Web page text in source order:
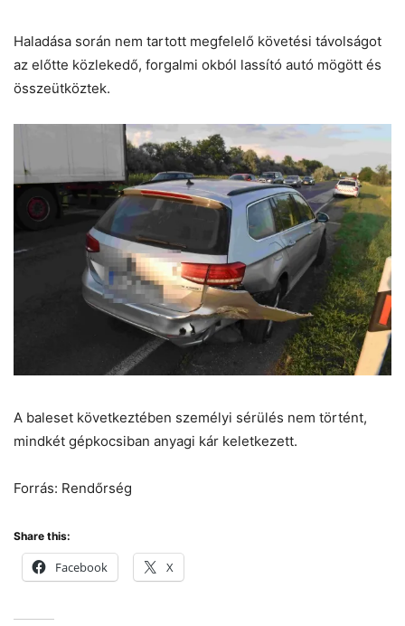
Haladása során nem tartott megfelelő követési távolságot
az előtte közlekedő, forgalmi okból lassító autó mögött és
összeütköztek.
A baleset következtében személyi sérülés nem történt,
mindkét gépkocsiban anyagi kár keletkezett.
Forrás: Rendőrség
Share this:
Facebook X